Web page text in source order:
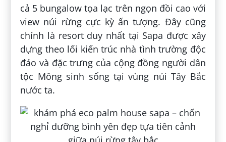
cả 5 bungalow tọa lạc trên ngọn đồi cao với
view núi rừng cực kỳ ấn tượng. Đây cũng
chính là resort duy nhất tại Sapa được xây
dựng theo lối kiến trúc nhà tình trường độc
đáo và đặc trưng của cộng đồng người dân
tộc Mông sinh sống tại vùng núi Tây Bắc
nước ta.